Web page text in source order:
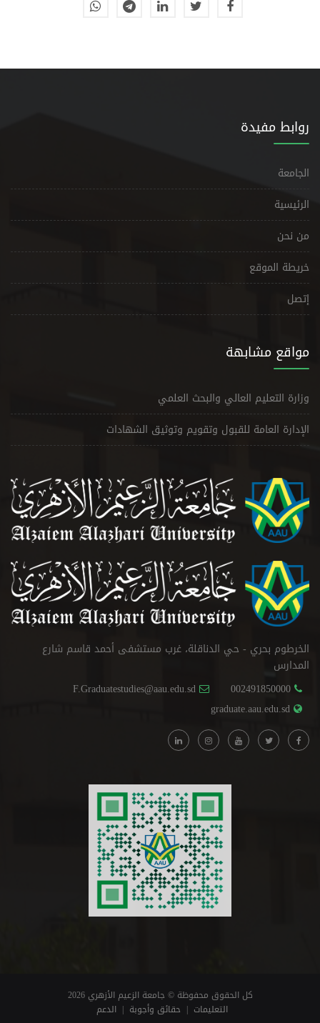
روابط مفيدة
الجامعة
الرئيسية
من نحن
خريطة الموقع
إتصل
مواقع مشابهة
وزارة التعليم العالي والبحث العلمي
الإدارة العامة للقبول وتقويم وتوثيق الشهادات
الخرطوم بحري - حي الدناقلة، غرب مستشفى أحمد قاسم شارع
المدارس
002491850000
F.Graduatestudies@aau.edu.sd
graduate.aau.edu.sd
كل الحقوق محفوظة © جامعة الزعيم الأزهري 2026
التعليمات | حقائق وأجوبة | الدعم